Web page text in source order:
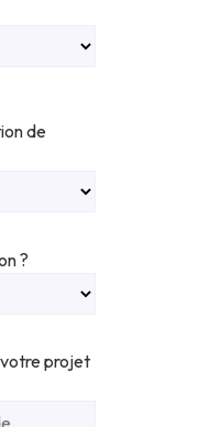
de
?
votre projet